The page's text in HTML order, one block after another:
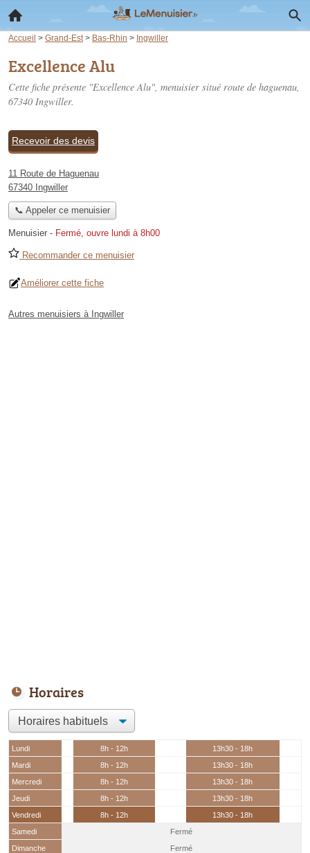
Accueil > Grand-Est > Bas-Rhin > Ingwiller
Excellence Alu
Cette fiche présente "Excellence Alu", menuisier situé route de haguenau,
67340 Ingwiller.
Recevoir des devis
11 Route de Haguenau
67340 Ingwiller
📞 Appeler ce menuisier
Menuisier - Fermé, ouvre lundi à 8h00
Recommander ce menuisier
Améliorer cette fiche
Autres menuisiers à Ingwiller
Horaires
Lundi 8h - 12h
13h30 - 18h
Mardi
8h - 12h
13h30 - 18h
Mercredi
8h - 12h
13h30 - 18h
Jeudi
8h - 12h
13h30 - 18h
Vendredi
8h - 12h
13h30 - 18h
Samedi
Fermé
Dimanche
Fermé